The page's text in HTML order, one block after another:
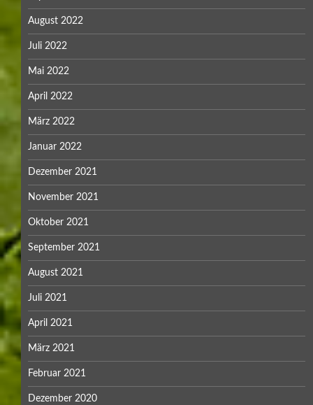
August 2022
Juli 2022
Mai 2022
April 2022
März 2022
Januar 2022
Dezember 2021
November 2021
Oktober 2021
September 2021
August 2021
Juli 2021
April 2021
März 2021
Februar 2021
Dezember 2020